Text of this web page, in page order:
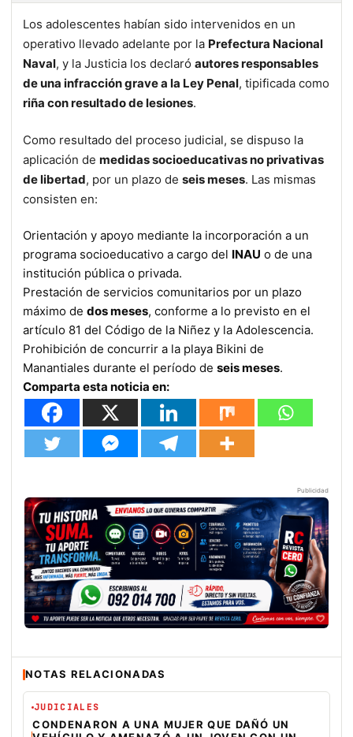
Los adolescentes habían sido intervenidos en un
operativo llevado adelante por la Prefectura Nacional
Naval, y la Justicia los declaró autores responsables
de una infracción grave a la Ley Penal, tipificada como
riña con resultado de lesiones.
Como resultado del proceso judicial, se dispuso la
aplicación de medidas socioeducativas no privativas
de libertad, por un plazo de seis meses. Las mismas
consisten en:
Orientación y apoyo mediante la incorporación a un
programa socioeducativo a cargo del INAU o de una
institución pública o privada.
Prestación de servicios comunitarios por un plazo
máximo de dos meses, conforme a lo previsto en el
artículo 81 del Código de la Niñez y la Adolescencia.
Prohibición de concurrir a la playa Bikini de
Manantiales durante el período de seis meses.
Comparta esta noticia en:
Publicidad
NOTAS RELACIONADAS
JUDICIALES
CONDENARON A UNA MUJER QUE DAÑÓ UN